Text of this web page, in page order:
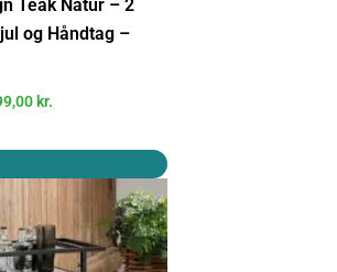
Teak Natur – 2
og Håndtag –
kr.
kr..
aktuelle
999,00 kr..